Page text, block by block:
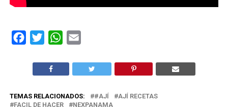
Facebook
TwitterWhatsApp
TEMAS RELACIONADOS: #AJÍ
AJÍ RECETAS
FACIL DE HACER
NEXPANAMA